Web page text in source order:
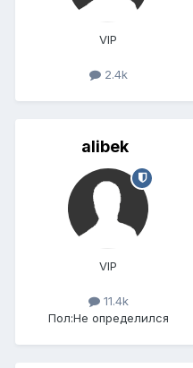
VIP
2.4k
alibek
VIP
11.4k
Пол:Не определился